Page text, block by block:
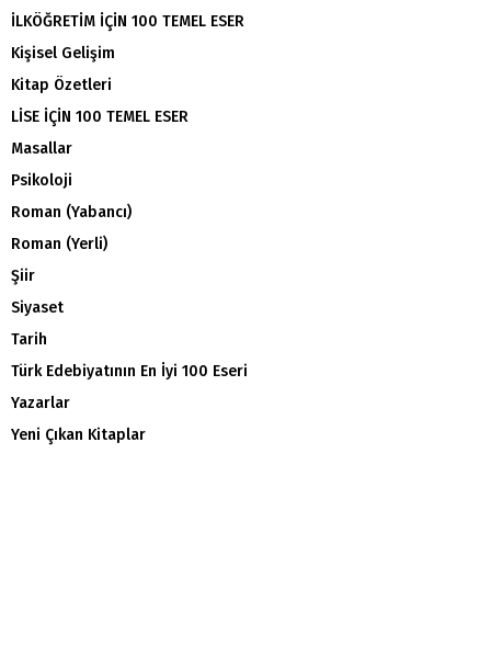
İLKÖĞRETİM İÇİN 100 TEMEL ESER
Kişisel Gelişim
Kitap Özetleri
LİSE İÇİN 100 TEMEL ESER
Masallar
Psikoloji
Roman (Yabancı)
Roman (Yerli)
Şiir
Siyaset
Tarih
Türk Edebiyatının En İyi 100 Eseri
Yazarlar
Yeni Çıkan Kitaplar